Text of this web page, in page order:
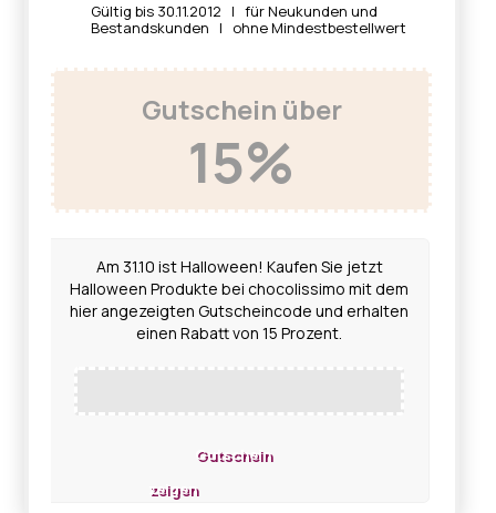
Gültig bis 30.11.2012 | für Neukunden und
Bestandskunden | ohne Mindestbestellwert
Gutschein über
15%
Am 31.10 ist Halloween! Kaufen Sie jetzt
Halloween Produkte bei chocolissimo mit dem
hier angezeigten Gutscheincode und erhalten
einen Rabatt von 15 Prozent.
Gutschein
zeigen